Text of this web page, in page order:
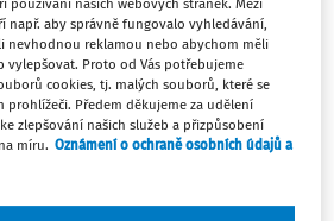
přečetli jen začátek…
je jen pro předplatitele.
se a získejte
používání našich webových stránek. Mezi
např. aby správně fungovalo vyhledávání,
nevhodnou reklamou nebo abychom měli
vylepšovat. Proto od Vás potřebujeme
cookies, tj. malých souborů, které se
prohlížeči. Předem děkujeme za udělení
zlepšování našich služeb a přizpůsobení
míru. Oznámení o ochraně osobních údajů a